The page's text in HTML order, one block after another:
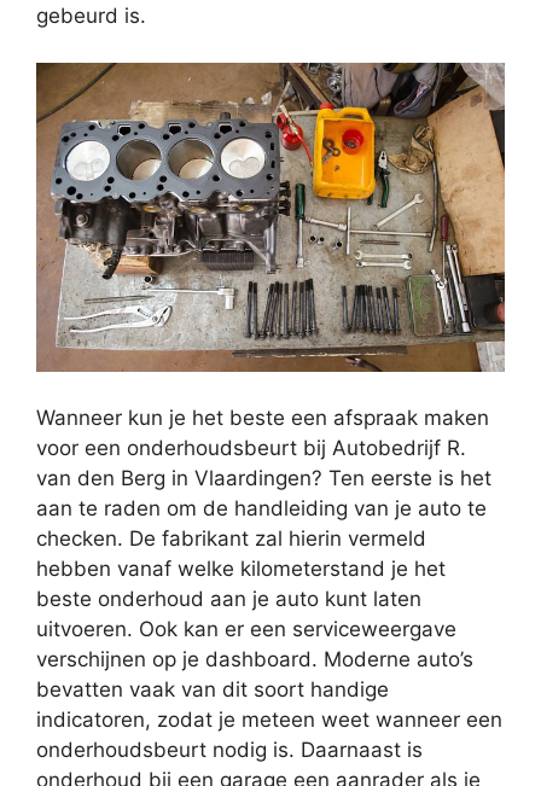
gebeurd is.
Wanneer kun je het beste een afspraak maken
voor een onderhoudsbeurt bij Autobedrijf R.
van den Berg in Vlaardingen? Ten eerste is het
aan te raden om de handleiding van je auto te
checken. De fabrikant zal hierin vermeld
hebben vanaf welke kilometerstand je het
beste onderhoud aan je auto kunt laten
uitvoeren. Ook kan er een serviceweergave
verschijnen op je dashboard. Moderne auto’s
bevatten vaak van dit soort handige
indicatoren, zodat je meteen weet wanneer een
onderhoudsbeurt nodig is. Daarnaast is
onderhoud bij een garage een aanrader als je